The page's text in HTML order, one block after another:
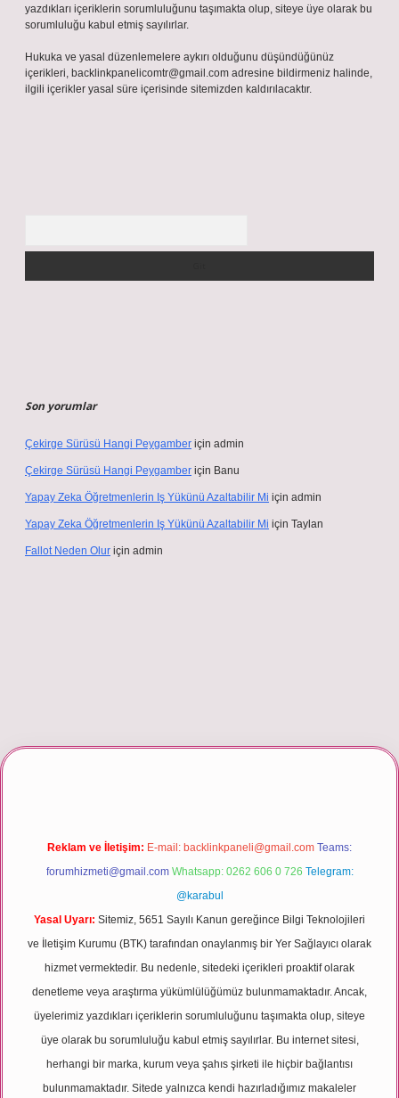
yazdıkları içeriklerin sorumluluğunu taşımakta olup, siteye üye olarak bu
sorumluluğu kabul etmiş sayılırlar.
Hukuka ve yasal düzenlemelere aykırı olduğunu düşündüğünüz
içerikleri, backlinkpanelicomtr@gmail.com adresine bildirmeniz halinde,
ilgili içerikler yasal süre içerisinde sitemizden kaldırılacaktır.
Son yorumlar
Çekirge Sürüsü Hangi Peygamber için admin
Çekirge Sürüsü Hangi Peygamber için Banu
Yapay Zeka Öğretmenlerin Iş Yükünü Azaltabilir Mi için admin
Yapay Zeka Öğretmenlerin Iş Yükünü Azaltabilir Mi için Taylan
Fallot Neden Olur için admin
giriş
Reklam ve İletişim: E-mail: backlinkpaneli@gmail.com Teams:
forumhizmeti@gmail.com Whatsapp: 0262 606 0 726 Telegram:
@karabul
Yasal Uyarı: Sitemiz, 5651 Sayılı Kanun gereğince Bilgi Teknolojileri
ve İletişim Kurumu (BTK) tarafından onaylanmış bir Yer Sağlayıcı olarak
hizmet vermektedir. Bu nedenle, sitedeki içerikleri proaktif olarak
denetleme veya araştırma yükümlülüğümüz bulunmamaktadır. Ancak,
üyelerimiz yazdıkları içeriklerin sorumluluğunu taşımakta olup, siteye
üye olarak bu sorumluluğu kabul etmiş sayılırlar. Bu internet sitesi,
herhangi bir marka, kurum veya şahıs şirketi ile hiçbir bağlantısı
bulunmamaktadır. Sitede yalnızca kendi hazırladığımız makaleler